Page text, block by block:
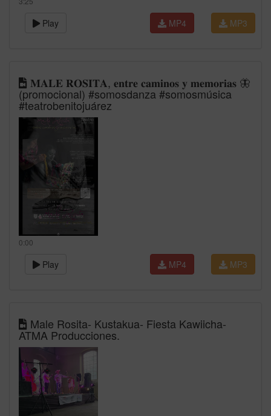
Play MP3
MP4
𝐌𝐀𝐋𝐄 𝐑𝐎𝐒𝐈𝐓𝐀, 𝐞𝐧𝐭𝐫𝐞 𝐜𝐚𝐦𝐢𝐧𝐨𝐬 𝐲 𝐦𝐞𝐦𝐨𝐫𝐢𝐚𝐬 🦋
(promocional) #somosdanza #somosmúsica
#teatrobenitojuárez
0:00
Play MP3
MP4
Male Rosita- Kustakua- Fiesta Kawiicha-
ATMA Producciones.